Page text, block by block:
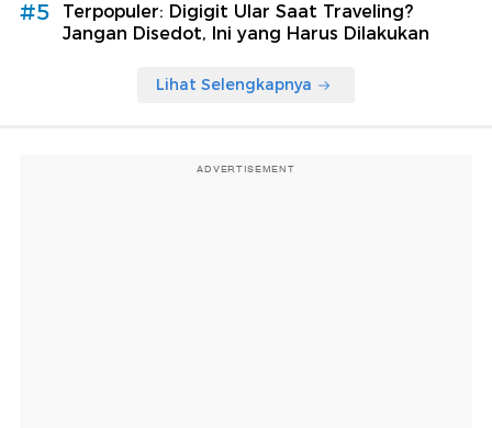
#5
Terpopuler: Digigit Ular Saat Traveling?
Jangan Disedot, Ini yang Harus Dilakukan
Lihat Selengkapnya
ADVERTISEMENT